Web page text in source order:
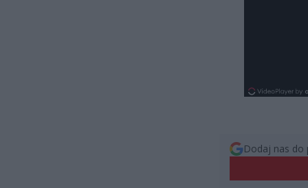
Dodaj nas do